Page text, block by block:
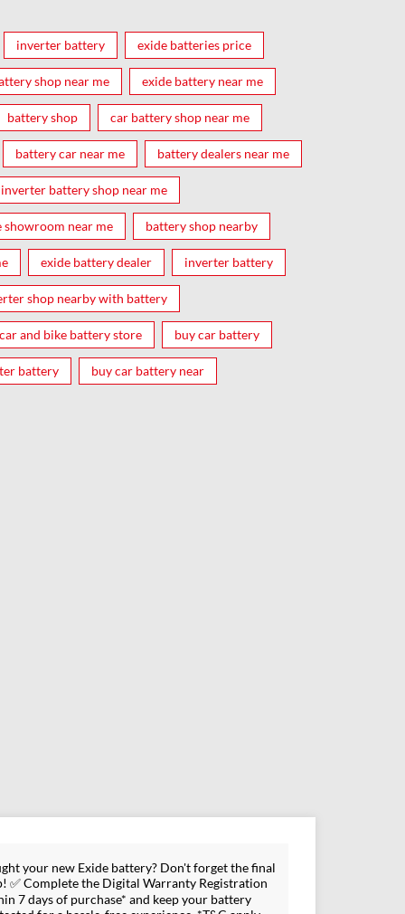
inverter battery exide batteries price
shop near me exide battery near me
battery shop car battery shop near me
battery car near me battery dealers near me
inverter battery shop near me
showroom near me battery shop nearby
exide battery dealer inverter battery
shop nearby with battery
car and bike battery store buy car battery
battery buy car battery near
your new Exide battery? Don't forget the final
✅ Complete the Digital Warranty Registration
7 days of purchase* and keep your battery